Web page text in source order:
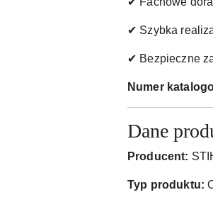
✔ Szybka
✔ Bezpieczne
Numer
Dane
Producent:
Typ produktu: